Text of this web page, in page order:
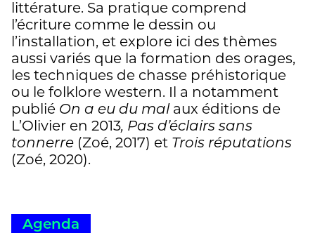
littérature. Sa pratique comprend
l’écriture comme le dessin ou
l’installation, et explore ici des thèmes
aussi variés que la formation des orages,
les techniques de chasse préhistorique
ou le folklore western. Il a notamment
publié On a eu du mal aux éditions de
L’Olivier en 2013, Pas d’éclairs sans
tonnerre (Zoé, 2017) et Trois réputations
(Zoé, 2020).
Agenda